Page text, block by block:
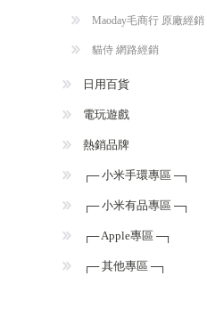
Maoday毛商行 原廠經銷
貓侍 網路經銷
日用百貨
電玩遊戲
熱銷品牌
┌─ 小米手環專區 ─┐
┌─ 小米有品專區 ─┐
┌─ Apple專區 ─┐
┌─ 其他專區 ─┐